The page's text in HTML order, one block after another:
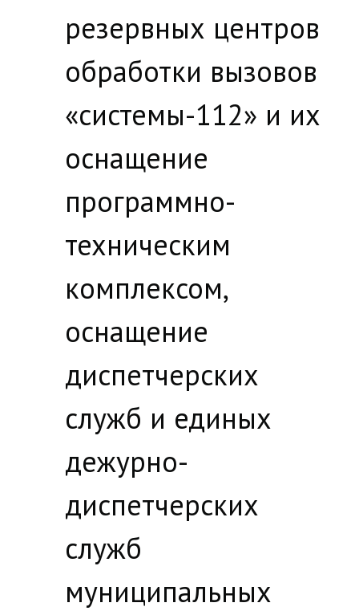
резервных центров
обработки вызовов
«системы-112» и их
оснащение
программно-
техническим
комплексом,
оснащение
диспетчерских
служб и единых
дежурно-
диспетчерских
служб
муниципальных